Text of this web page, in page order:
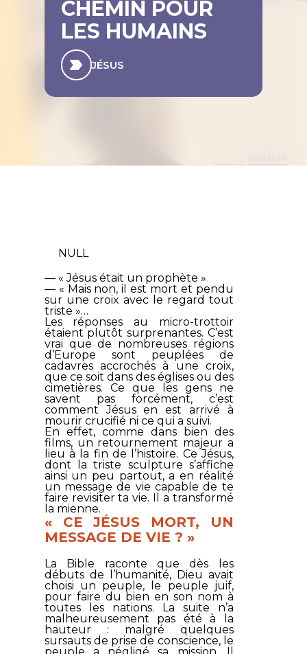
CHEMIN POUR
LES HUMAINS
JÉSUS
NULL
— « Jésus était un prophète »
— « Mais non, il est mort et pendu
sur une croix avec le regard tout
triste »…
Les réponses au micro-trottoir
étaient plutôt surprenantes. C’est
vrai que de nombreuses régions
d’Europe sont peuplées de
cadavres accrochés à une croix,
que ce soit dans des églises ou des
cimetières. Ce que les gens ne
savent pas forcément, c’est
comment Jésus en est arrivé à
mourir crucifié ni ce qui a suivi.
En effet, comme dans bien des
films, un retournement majeur a
lieu à la fin de l’histoire. Ce Jésus,
dont la triste sculpture s’affiche
ainsi un peu partout, a en réalité
un message de vie capable de te
faire revisiter ta vie. Il a transformé
la mienne.
« CE JÉSUS MORT, UN
MESSAGE DE VIE ? »
La Bible raconte que dès les
débuts de l’humanité, Dieu avait
choisi un peuple, le peuple juif,
pour faire du bien en son nom à
toutes les nations. La suite n’a
malheureusement pas été à la
hauteur : malgré quelques
sursauts de prise de conscience, le